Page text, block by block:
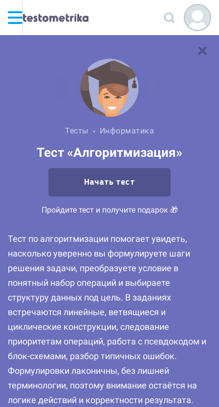
Тесты Информатика
Тест «Алгоритмизация»
Начать тест
Пройдите тест и получите подарок 🎁
Тест по алгоритмизации помогает увидеть,
насколько уверенно вы формулируете шаги
решения задачи, преобразуете условие в
понятный набор операций и выбираете
структуру данных под цель. В заданиях
встречаются линейные, ветвящиеся и
циклические конструкции, следование
приоритетам операций, работа с псевдокодом и
блок-схемами, разбор типичных ошибок.
Формулировки лаконичны, без лишней
терминологии, поэтому внимание остаётся на
логике действий и корректности результата.